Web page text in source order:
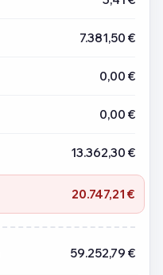
7.381,50 €
0,00 €
0,00 €
13.362,30 €
20.747,21 €
59.252,79 €